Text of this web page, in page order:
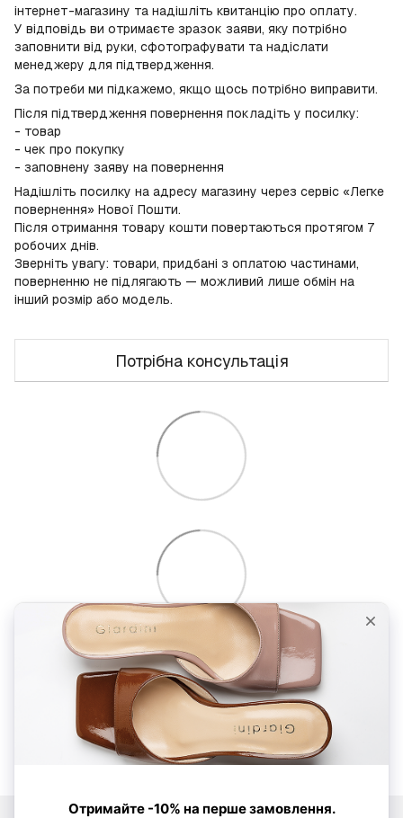
інтернет-магазину та надішліть квитанцію про оплату.
У відповідь ви отримаєте зразок заяви, яку потрібно
заповнити від руки, сфотографувати та надіслати
менеджеру для підтвердження.
За потреби ми підкажемо, якщо щось потрібно виправити.
Після підтвердження повернення покладіть у посилку:
- товар
- чек про покупку
- заповнену заяву на повернення
Надішліть посилку на адресу магазину через сервіс «Легке
повернення» Нової Пошти.
Після отримання товару кошти повертаються протягом 7
робочих днів.
Зверніть увагу: товари, придбані з оплатою частинами,
поверненню не підлягають — можливий лише обмін на
інший розмір або модель.
Потрібна консультація